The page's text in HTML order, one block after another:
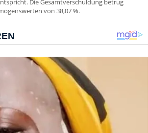
Die Gesamtverschuldung betrug
von 38,07 %.